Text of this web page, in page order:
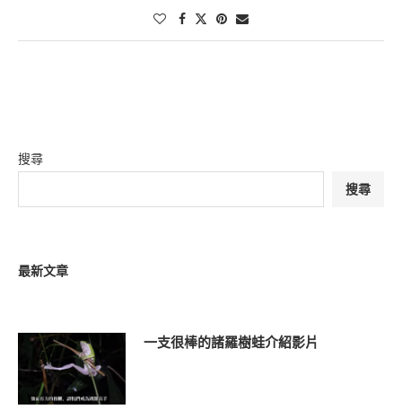
搜尋
搜尋
最新文章
一支很棒的諸羅樹蛙介紹影片